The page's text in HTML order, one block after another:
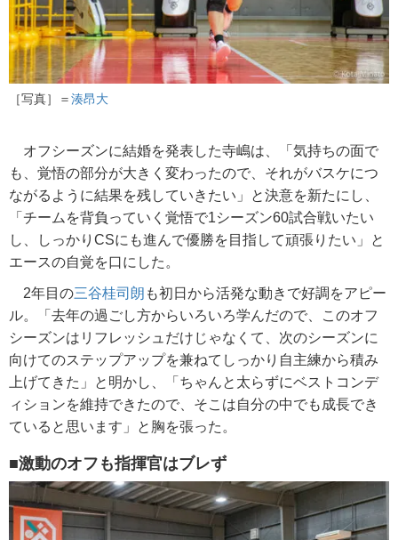
［写真］＝ 湊昂大
オフシーズンに結婚を発表した寺嶋は、「気持ちの面で
も、覚悟の部分が大きく変わったので、それがバスケにつ
ながるように結果を残していきたい」と決意を新たにし、
「チームを背負っていく覚悟で1シーズン60試合戦いたい
し、しっかりCSにも進んで優勝を目指して頑張りたい」と
エースの自覚を口にした。
2年目の三谷桂司朗 も初日から活発な動きで好調をアピー
ル。「去年の過ごし方からいろいろ学んだので、このオフ
シーズンはリフレッシュだけじゃなくて、次のシーズンに
向けてのステップアップを兼ねてしっかり自主練から積み
上げてきた」と明かし、「ちゃんと太らずにベストコンデ
ィションを維持できたので、そこは自分の中でも成長でき
ていると思います」と胸を張った。
■激動のオフも指揮官はブレず